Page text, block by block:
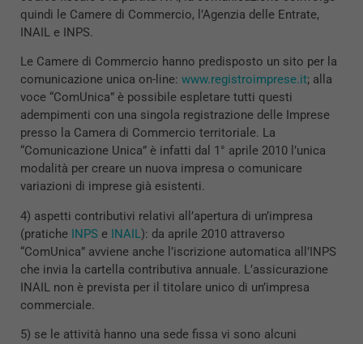
quindi le Camere di Commercio, l’Agenzia delle Entrate,
INAIL e INPS.
Le Camere di Commercio hanno predisposto un sito per la
comunicazione unica on-line: www.registroimprese.it; alla
voce “ComUnica” è possibile espletare tutti questi
adempimenti con una singola registrazione delle Imprese
presso la Camera di Commercio territoriale. La
“Comunicazione Unica” è infatti dal 1° aprile 2010 l’unica
modalità per creare un nuova impresa o comunicare
variazioni di imprese già esistenti.
4) aspetti contributivi relativi all’apertura di un’impresa
(pratiche INPS e INAIL): da aprile 2010 attraverso
“ComUnica” avviene anche l’iscrizione automatica all’INPS
che invia la cartella contributiva annuale. L’assicurazione
INAIL non è prevista per il titolare unico di un’impresa
commerciale.
5) se le attività hanno una sede fissa vi sono alcuni